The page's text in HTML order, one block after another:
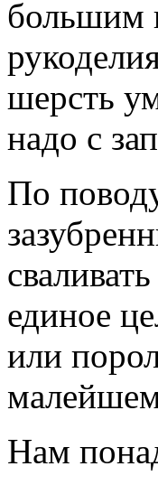
большим
шерсть
надо с
По
единое
или
Нам